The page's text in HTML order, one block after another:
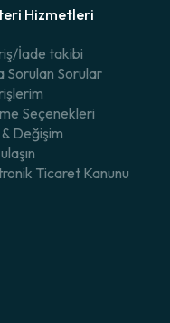
Hizmetleri
İade takibi
Sorulan Sorular
Seçenekleri
Değişim
Ticaret Kanunu